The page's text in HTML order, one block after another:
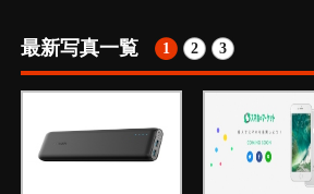
最新写真一覧 1 2 3